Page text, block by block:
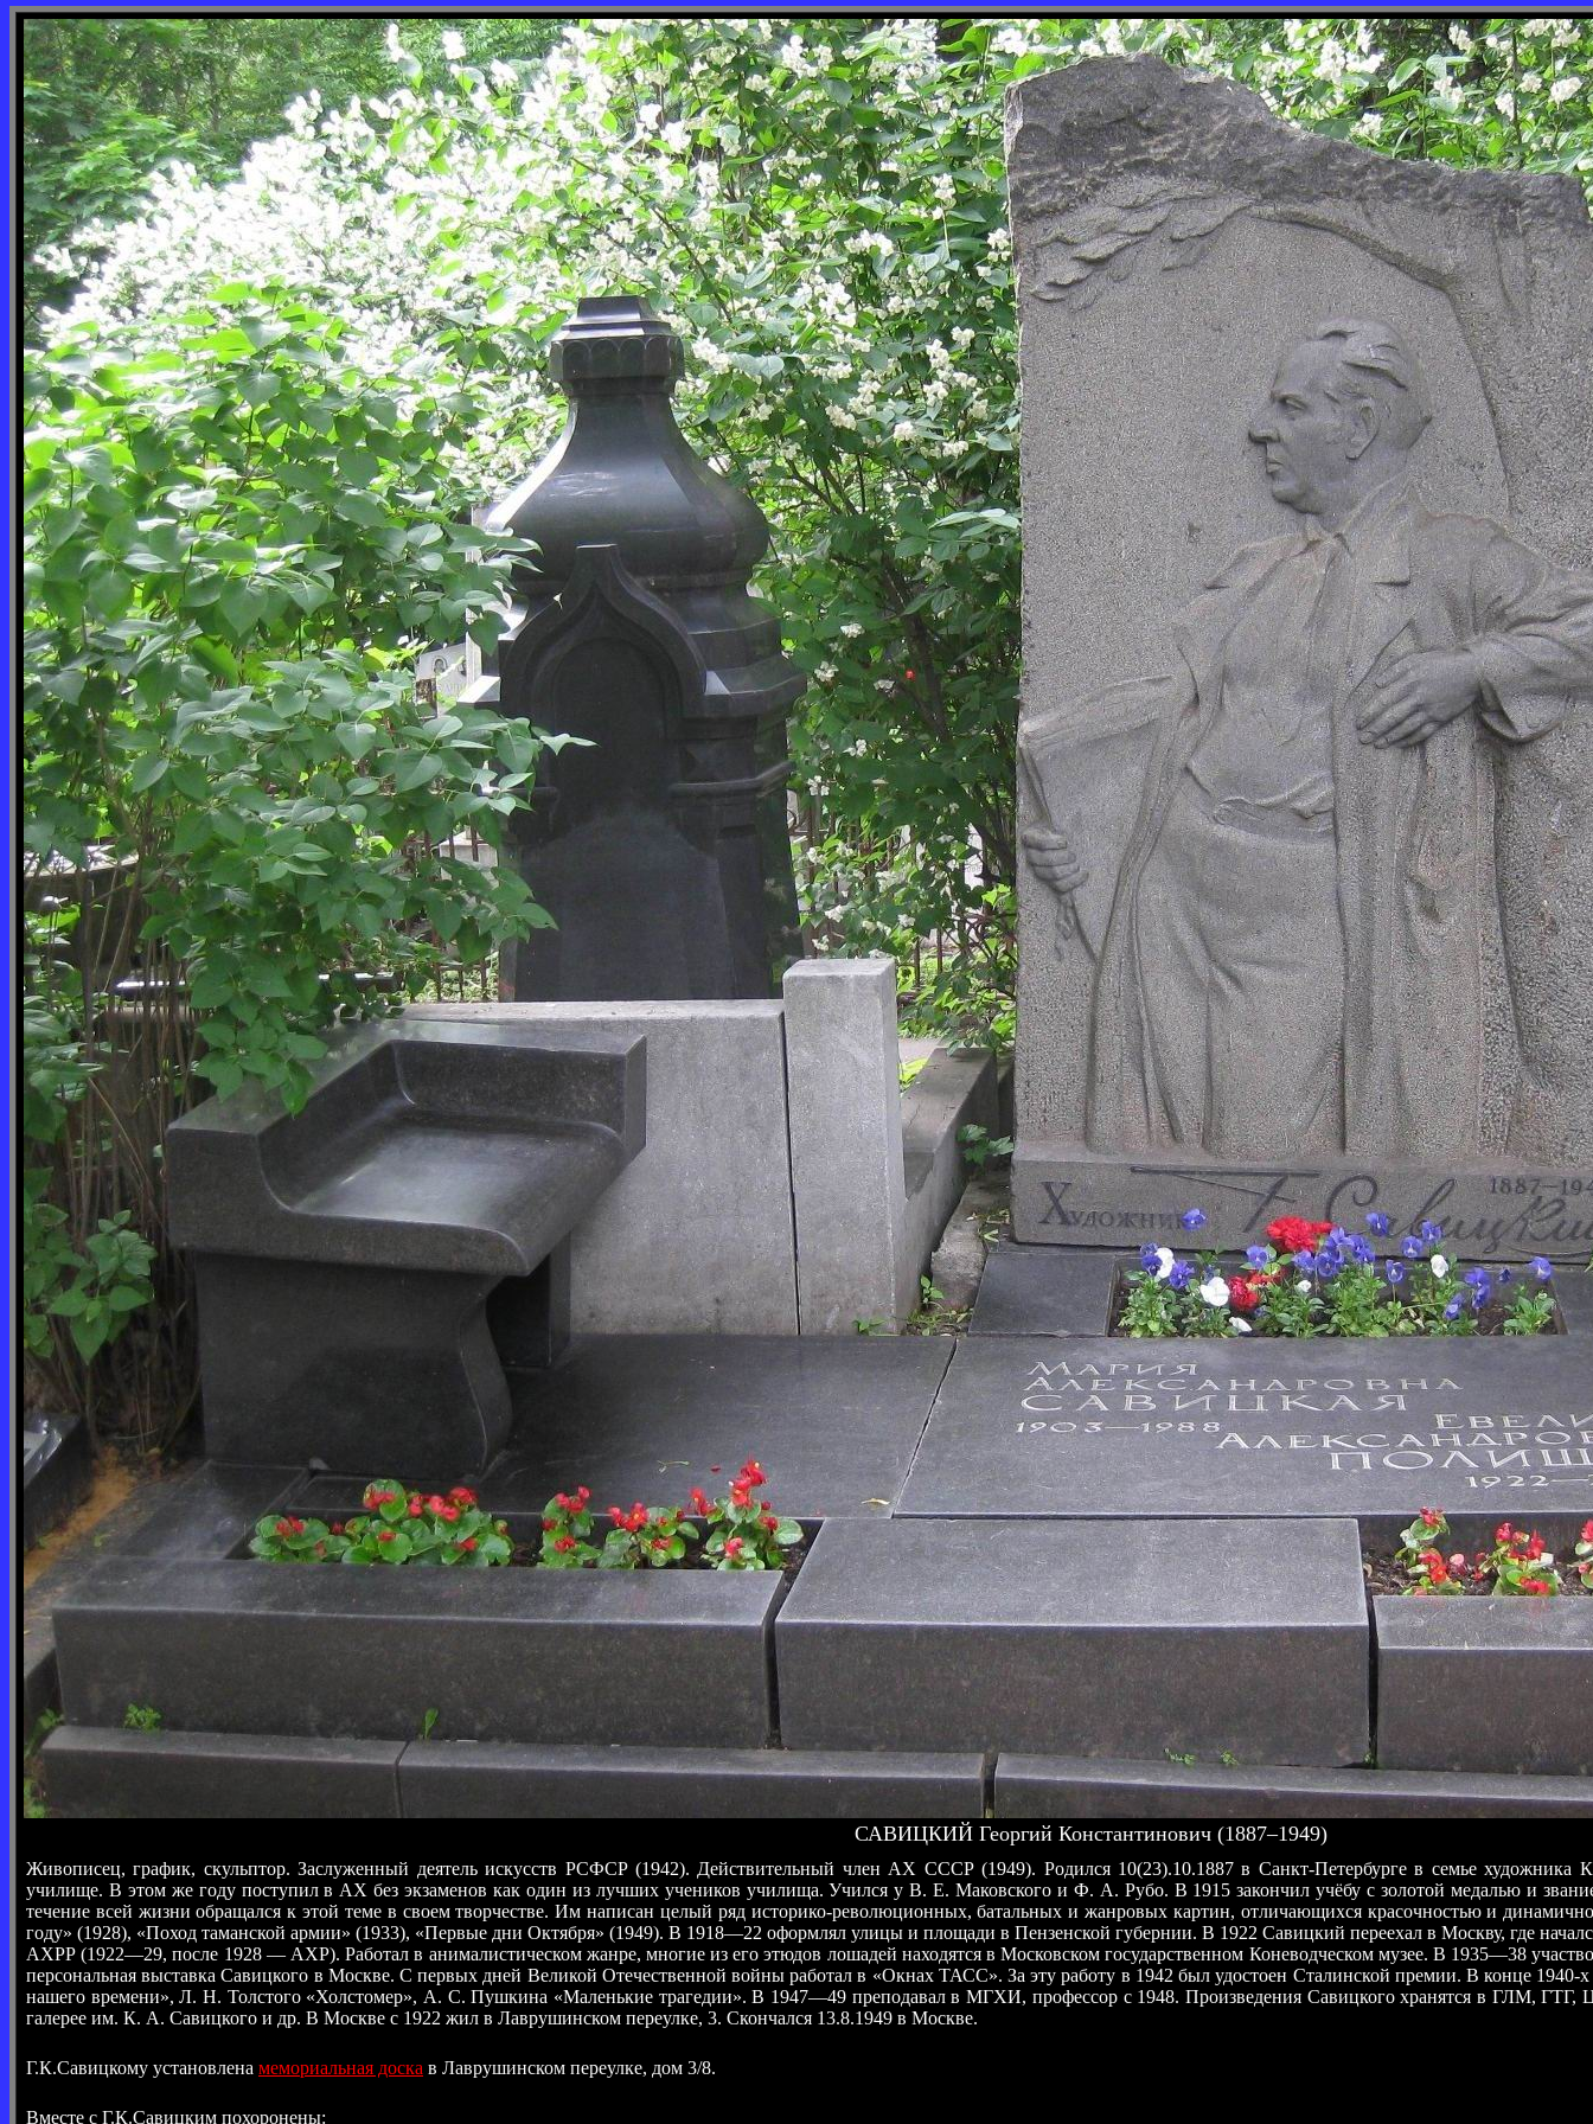
САВИЦКИЙ Георгий Константинович (1887–1949)
Живописец, график, скульптор. Заслуженный деятель искусств РСФСР (1942). Действительный член АХ СССР (1949). Родился 10(23).10.1887 в Санкт-Петербурге в семье
училище. В этом же году поступил в АХ без экзаменов как один из лучших учеников училища. Учился у В. Е. Маковского и Ф. А. Рубо. В 1915 закончил учёбу с золотой медалью и
течение всей жизни обращался к этой теме в своем творчестве. Им написан целый ряд историко-революционных, батальных и жанровых картин, отличающихся красочностью и
году» (1928), «Поход таманской армии» (1933), «Первые дни Октября» (1949). В 1918—22 оформлял улицы и площади в Пензенской губернии. В 1922 Савицкий переехал в Москву, где
АХРР (1922—29, после 1928 — АХР). Работал в анималистическом жанре, многие из его этюдов лошадей находятся в Московском государственном Коневодческом музее. В 1935—38
персональная выставка Савицкого в Москве. С первых дней Великой Отечественной войны работал в «Окнах ТАСС». За эту работу в 1942 был удостоен Сталинской премии. В конце
нашего времени», Л. Н. Толстого «Холстомер», А. С. Пушкина «Маленькие трагедии». В 1947—49 преподавал в МГХИ, профессор с 1948. Произведения Савицкого хранятся в ГЛМ,
галерее им. К. А. Савицкого и др. В Москве с 1922 жил в Лаврушинском переулке, 3. Скончался 13.8.1949 в Москве.
Г.К.Савицкому установлена мемориальная доска в Лаврушинском переулке, дом 3/8.
Вместе с Г.К.Савицким похоронены: